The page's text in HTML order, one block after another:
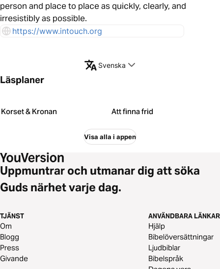
person and place to place as quickly, clearly, and
irresistibly as possible.
https://www.intouch.org
Svenska
Läsplaner
Korset & Kronan Att finna frid
Visa alla i appen
Uppmuntrar och utmanar dig att söka
Guds närhet varje dag.
TJÄNST
Om
Blogg
Press
Givande
ANVÄNDBARA LÄNKAR
Hjälp
Bibelöversättningar
Ljudbiblar
Bibelspråk